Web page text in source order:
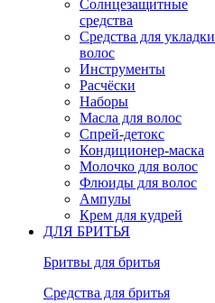
Солнцезащитные
средства
Средства для укладки
волос
Инструменты
Расчёски
Наборы
Масла для волос
Спрей-детокс
Кондиционер-маска
Молочко для волос
Флюиды для волос
Ампулы
Крем для кудрей
ДЛЯ БРИТЬЯ
Бритвы для бритья
Средства для бритья